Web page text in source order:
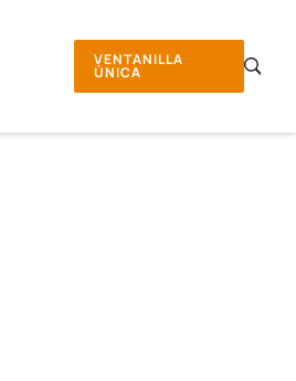
VENTANILLA
ÚNICA